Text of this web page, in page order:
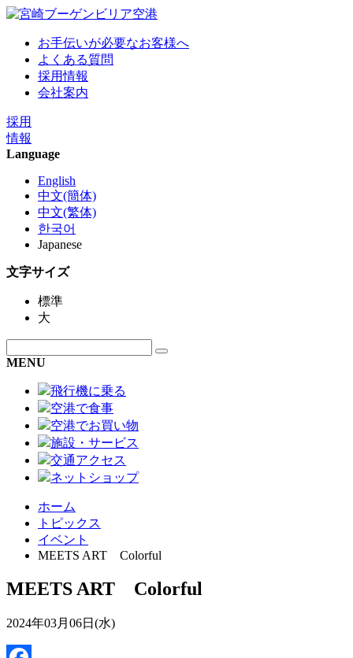
お手伝いが必要なお客様へ
よくある質問
採用情報
会社案内
採用
情報
Language
English
中文(簡体)
中文(繁体)
한국어
Japanese
文字サイズ
標準
大
MENU
飛行機に乗る
空港で食事
空港でお買い物
施設・サービス
交通アクセス
ネットショップ
ホーム
トピックス
イベント
MEETS ART Colorful
MEETS ART Colorful
2024年03月06日(水)